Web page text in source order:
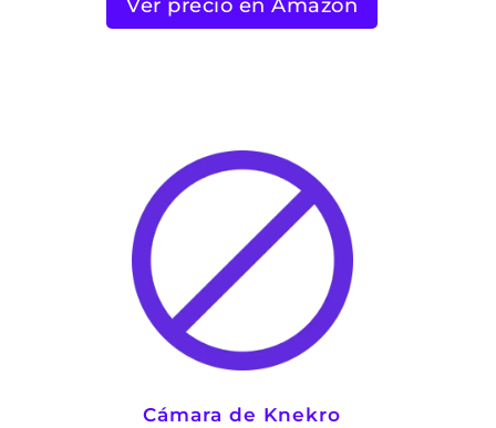
Ver precio en Amazon
Cámara de Knekro